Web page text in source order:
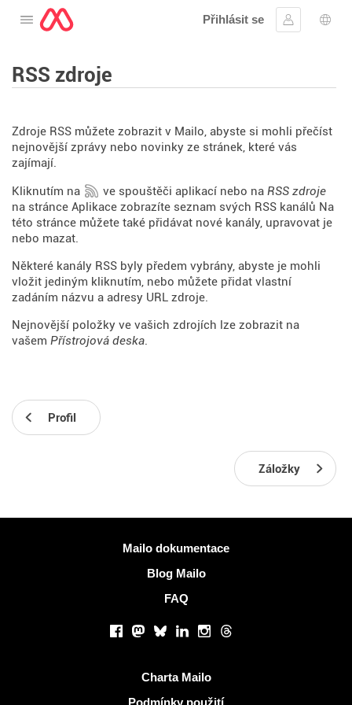
Otevřete nabídku
Přihlásit se
Přihlásit se
RSS zdroje
Zdroje RSS můžete zobrazit v Mailo, abyste si mohli přečíst
nejnovější zprávy nebo novinky ze stránek, které vás
zajímají.
Kliknutím na
ve spouštěči aplikací nebo na RSS zdroje
na stránce Aplikace zobrazíte seznam svých RSS kanálů Na
této stránce můžete také přidávat nové kanály, upravovat je
nebo mazat.
Některé kanály RSS byly předem vybrány, abyste je mohli
vložit jediným kliknutím, nebo můžete přidat vlastní
zadáním názvu a adresy URL zdroje.
Nejnovější položky ve vašich zdrojích lze zobrazit na
vašem Přístrojová deska.
Profil
Záložky
Mailo dokumentace
Blog Mailo
FAQ
Facebook
Mastodon
BlueskyLinkedInInstagram
Threads
Charta Mailo
Podmínky použití